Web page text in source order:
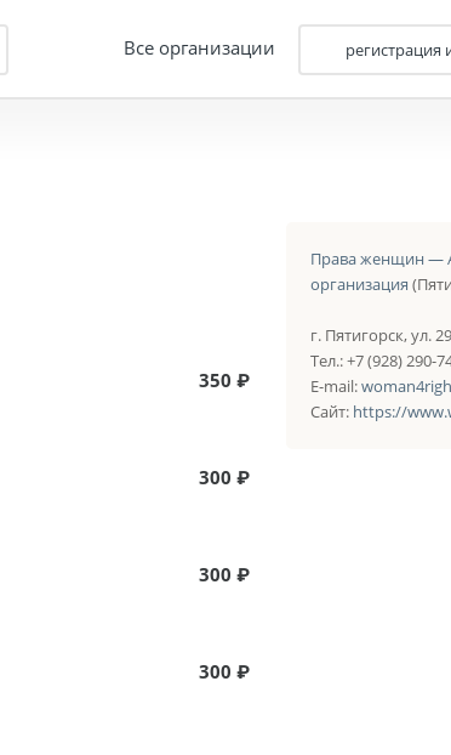
Все организации регистрация
350 ₽
300 ₽
300 ₽
300 ₽
Права женщин —
организация
г. Пятигорск, ул.
Тел.: +7 (928) 290-
E-mail:
Сайт: https://